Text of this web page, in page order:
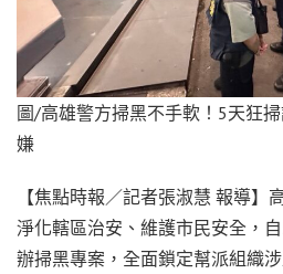
圖/高雄警方掃黑不手軟！5天狂
嫌
【焦點時報／記者張淑慧 報導】
淨化轄區治安、維護市民安全，
辦掃黑專案，全面鎖定幫派組織